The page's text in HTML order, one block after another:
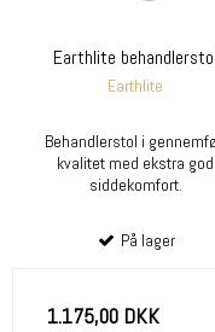
Earthlite behandlerstol
Earthlite
Behandlerstol i
kvalitet med ekstra god
siddekomfort.
På lager
1.175,00 DKK